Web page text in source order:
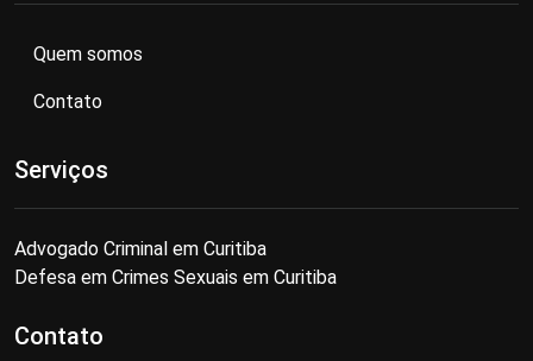
Quem somos
Contato
Serviços
Advogado Criminal em Curitiba
Defesa em Crimes Sexuais em Curitiba
Contato